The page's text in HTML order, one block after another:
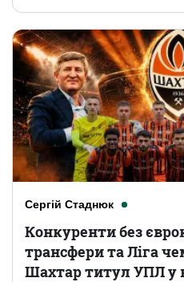
Сергій Стаднюк
Конкуренти без
трансфери та Ліга
Шахтар титул УПЛ у